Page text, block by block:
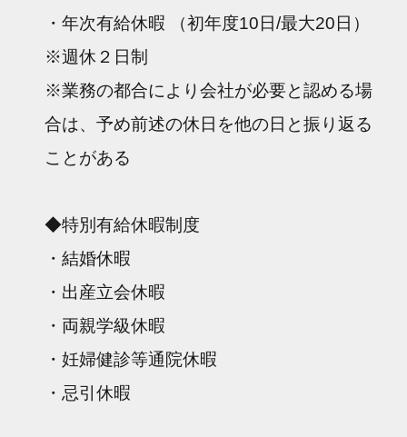
・年次有給休暇 （初年度10日/最大20日）
※週休２日制
※業務の都合により会社が必要と認める場
合は、予め前述の休日を他の日と振り返る
ことがある
◆特別有給休暇制度
・結婚休暇
・出産立会休暇
・両親学級休暇
・妊婦健診等通院休暇
・忌引休暇